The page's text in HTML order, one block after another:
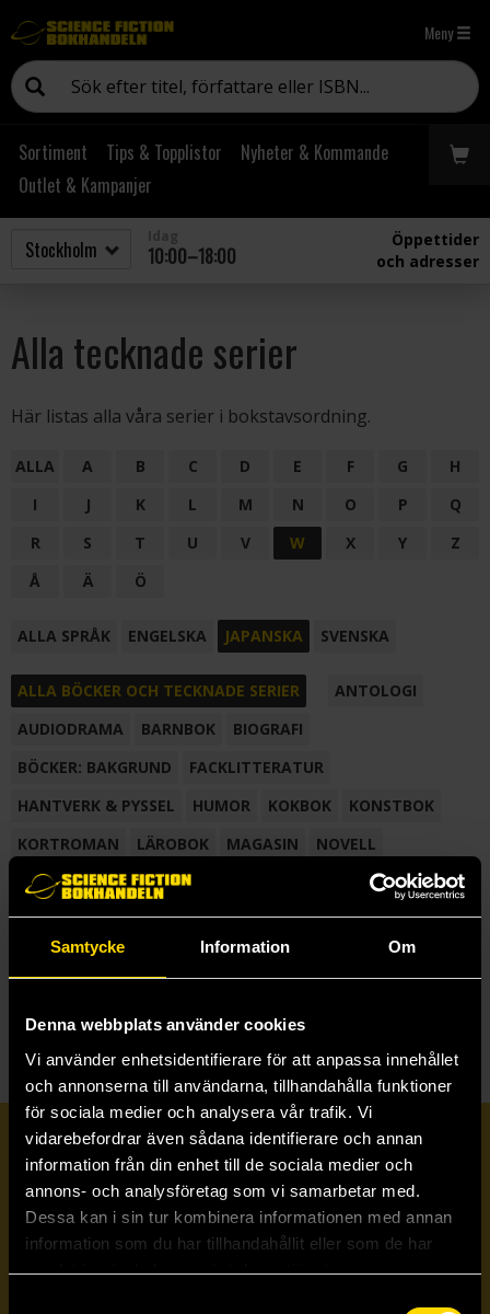
Samtycke Information Om
Denna webbplats använder cookies
Vi använder enhetsidentifierare för att anpassa innehållet
och annonserna till användarna, tillhandahålla funktioner
för sociala medier och analysera vår trafik. Vi
vidarebefordrar även sådana identifierare och annan
information från din enhet till de sociala medier och
annons- och analysföretag som vi samarbetar med.
Dessa kan i sin tur kombinera informationen med annan
information som du har tillhandahållit eller som de har
samlat in när du har använt deras tjänster.
Meny
Sortiment Tips & Topplistor
Nyheter & Kommande
Outlet & Kampanjer
10:00–18:00
Öppettider
och adresser
Alla tecknade serier
Här listas alla våra serier i bokstavsordning.
ALLA A B C D E F G
H
I
J K L M N O P
Q
R
S T U V W X Y
Z
Å
Ä Ö
ALLA SPRÅK ENGELSKA JAPANSKA SVENSKA
ALLA BÖCKER OCH TECKNADE SERIER
ANTOLOGI
AUDIODRAMA
BARNBOK
BIOGRAFI
BÖCKER: BAKGRUND
FACKLITTERATUR
HANTVERK & PYSSEL
HUMOR KOKBOK
KONSTBOK
KORTROMAN
LÄROBOK MAGASIN
NOVELL
NOVELLMAGASIN
NOVELLSAMLING
ROMAN
SAMLINGSVOLYM
TECKNA & MÅLA TECKNAD SERIE
W
Prenumerera på vårt nyhetsbrev
Veckobrevet
Skicka